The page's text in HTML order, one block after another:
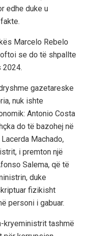
edhe duke u
Marcelo Rebelo
se do të shpallte
2024.
gazetareske
nuk ishte
Antonio Costa
do të bazohej në
Machado,
i premton një
Salema, që të
duke
fizikisht
personi i gabuar.
kryeministrit tashmë